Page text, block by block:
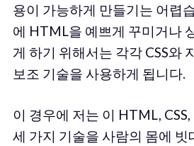
용이 가능하게 만들기는 어렵
에 HTML을 예쁘게 꾸미거나
게 하기 위해서는 각각 CSS와
보조 기술을 사용하게 됩니다.
이 경우에 저는 이 HTML,
세 가지 기술을 사람의 몸에 빗